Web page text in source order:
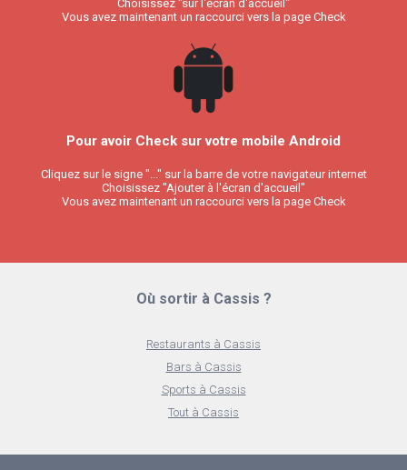
Choisissez "sur l'écran d'accueil"
Vous avez maintenant un raccourci vers la page Check
Pour avoir Check sur votre mobile Android
Cliquez sur le signe "..." sur la barre de votre navigateur internet
Choisissez "Ajouter à l'écran d'accueil"
Vous avez maintenant un raccourci vers la page Check
Où sortir à Cassis ?
Restaurants à Cassis
Bars à Cassis
Sports à Cassis
Tout à Cassis